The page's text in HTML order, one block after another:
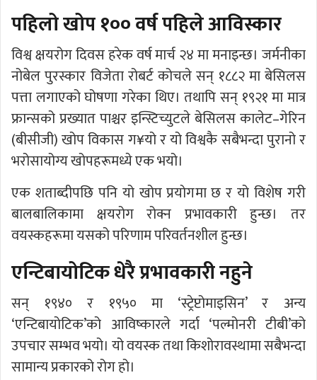
पहिलो खोप १०० वर्ष पहिले आविस्कार
विश्व क्षयरोग दिवस हरेक वर्ष मार्च २४ मा मनाइन्छ। जर्मनीका
नोबेल पुरस्कार विजेता रोबर्ट कोचले सन् १८८२ मा बेसिलस
पत्ता लगाएको घोषणा गरेका थिए। तथापि सन् १९२१ मा मात्र
फ्रान्सको प्रख्यात पाश्चर इन्स्टिच्युटले बेसिलस कालेट–गेरिन
(बीसीजी) खोप विकास ग¥यो र यो विश्वकै सबैभन्दा पुरानो र
भरोसायोग्य खोपहरूमध्ये एक भयो।
एक शताब्दीपछि पनि यो खोप प्रयोगमा छ र यो विशेष गरी
बालबालिकामा क्षयरोग रोक्न प्रभावकारी हुन्छ। तर
वयस्कहरूमा यसको परिणाम परिवर्तनशील हुन्छ।
एन्टिबायोटिक धेरै प्रभावकारी नहुने
सन् १९४० र १९५० मा ‘स्ट्रेप्टोमाइसिन’ र अन्य
‘एन्टिबायोटिक’को आविष्कारले गर्दा ‘पल्मोनरी टीबी’को
उपचार सम्भव भयो। यो वयस्क तथा किशोरावस्थामा सबैभन्दा
सामान्य प्रकारको रोग हो।